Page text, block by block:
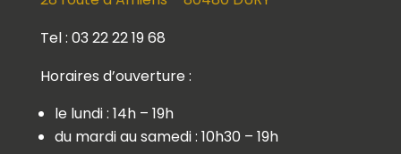
Tel : 03 22 22 19 68
Horaires d’ouverture :
le lundi : 14h – 19h
du mardi au samedi : 10h30 – 19h